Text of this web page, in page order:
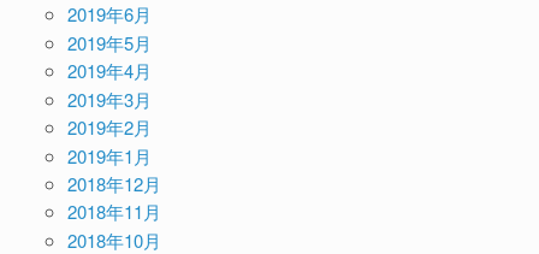
2019年6月
2019年5月
2019年4月
2019年3月
2019年2月
2019年1月
2018年12月
2018年11月
2018年10月